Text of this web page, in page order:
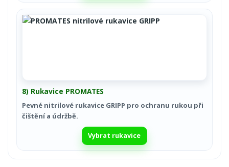
8) Rukavice PROMATES
Pevné nitrilové rukavice GRIPP pro ochranu rukou při
čištění a údržbě.
Vybrat rukavice